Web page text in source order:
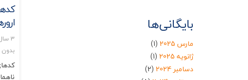
3 سال پیش
بدون
بایگانی‌ها
مارس 2025
(1)
ژانویه 2025
(1)
دسامبر 2024
(2)